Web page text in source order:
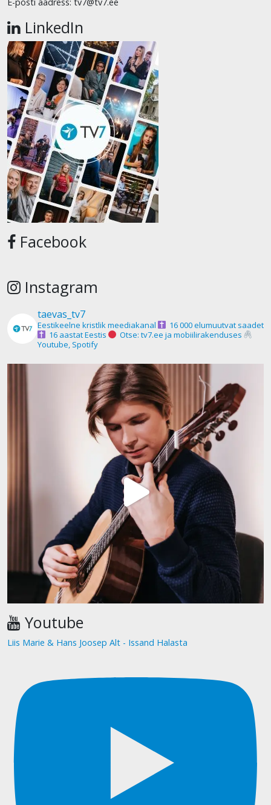
LinkedIn
Facebook
Instagram
taevas_tv7
Eestikeelne kristlik meediakanal
16 000 elumuutvat saadet
16 aastat Eestis
Otse: tv7.ee ja mobiilirakenduses
Youtube, Spotify
Youtube
Liis Marie & Hans Joosep Alt - Issand Halasta